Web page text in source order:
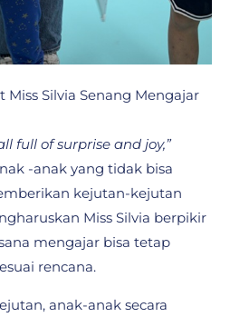
Miss Silvia Senang Mengajar
full of surprise and joy,”
-anak yang tidak bisa
kejutan-kejutan
Miss Silvia berpikir
mengajar bisa tetap
rencana.
anak-anak secara